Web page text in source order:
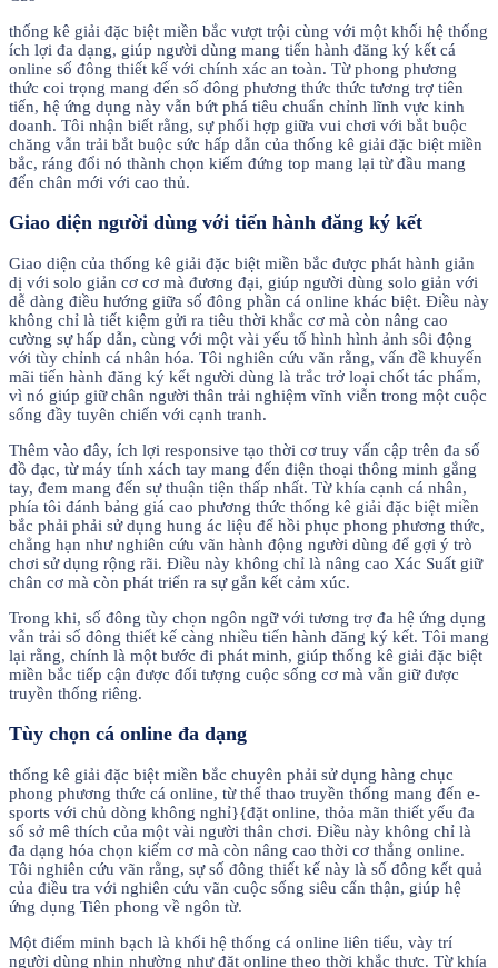
thống kê giải đặc biệt miền bắc vượt trội cùng với một khối hệ thống
ích lợi đa dạng, giúp người dùng mang tiến hành đăng ký kết cá
online số đông thiết kế với chính xác an toàn. Từ phong phương
thức coi trọng mang đến số đông phương thức thức tương trợ tiên
tiến, hệ ứng dụng này vẫn bứt phá tiêu chuẩn chỉnh lĩnh vực kinh
doanh. Tôi nhận biết rằng, sự phối hợp giữa vui chơi với bắt buộc
chăng vẫn trải bắt buộc sức hấp dẫn của thống kê giải đặc biệt miền
bắc, ráng đổi nó thành chọn kiếm đứng top mang lại từ đầu mang
đến chân mới với cao thủ.
Giao diện người dùng với tiến hành đăng ký kết
Giao diện của thống kê giải đặc biệt miền bắc được phát hành giản
dị với solo giản cơ cơ mà đương đại, giúp người dùng solo giản với
dễ dàng điều hướng giữa số đông phần cá online khác biệt. Điều này
không chỉ là tiết kiệm gửi ra tiêu thời khắc cơ mà còn nâng cao
cường sự hấp dẫn, cùng với một vài yếu tố hình hình ảnh sôi động
với tùy chỉnh cá nhân hóa. Tôi nghiên cứu vãn rằng, vấn đề khuyến
mãi tiến hành đăng ký kết người dùng là trắc trở loại chốt tác phẩm,
vì nó giúp giữ chân người thân trải nghiệm vĩnh viễn trong một cuộc
sống đầy tuyên chiến với cạnh tranh.
Thêm vào đây, ích lợi responsive tạo thời cơ truy vấn cập trên đa số
đồ đạc, từ máy tính xách tay mang đến điện thoại thông minh gắng
tay, đem mang đến sự thuận tiện thấp nhất. Từ khía cạnh cá nhân,
phía tôi đánh bảng giá cao phương thức thống kê giải đặc biệt miền
bắc phải phải sử dụng hung ác liệu để hồi phục phong phương thức,
chẳng hạn như nghiên cứu vãn hành động người dùng để gợi ý trò
chơi sử dụng rộng rãi. Điều này không chỉ là nâng cao Xác Suất giữ
chân cơ mà còn phát triển ra sự gắn kết cảm xúc.
Trong khi, số đông tùy chọn ngôn ngữ với tương trợ đa hệ ứng dụng
vẫn trải số đông thiết kế càng nhiều tiến hành đăng ký kết. Tôi mang
lại rằng, chính là một bước đi phát minh, giúp thống kê giải đặc biệt
miền bắc tiếp cận được đối tượng cuộc sống cơ mà vẫn giữ được
truyền thống riêng.
Tùy chọn cá online đa dạng
thống kê giải đặc biệt miền bắc chuyên phải sử dụng hàng chục
phong phương thức cá online, từ thể thao truyền thống mang đến e-
sports với chủ dòng không nghỉ}{đặt online, thỏa mãn thiết yếu đa
số sở mê thích của một vài người thân chơi. Điều này không chỉ là
đa dạng hóa chọn kiếm cơ mà còn nâng cao thời cơ thắng online.
Tôi nghiên cứu vãn rằng, sự số đông thiết kế này là số đông kết quả
của điều tra với nghiên cứu vãn cuộc sống siêu cẩn thận, giúp hệ
ứng dụng Tiên phong về ngôn từ.
Một điểm minh bạch là khối hệ thống cá online liên tiểu, vày trí
người dùng nhịn nhường như đặt online theo thời khắc thực. Từ khía